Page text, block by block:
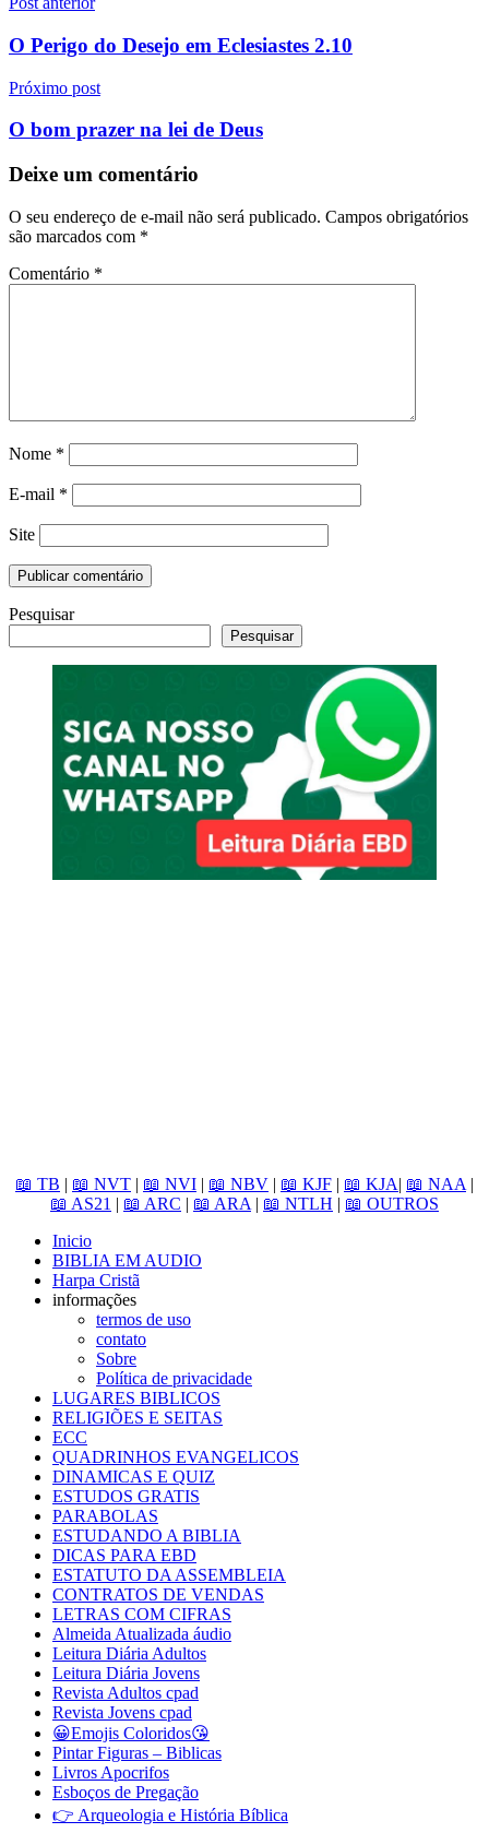
Navegação
de
O Perigo do Desejo em Eclesiastes 2.10
Próximo post
O bom prazer na lei de Deus
Deixe um comentário
O seu endereço de e-mail não será publicado. Campos obrigatórios
são marcados com *
Comentário *
Nome *
E-mail *
Site
Pesquisar
Pesquisar
📖 TB | 📖 NVT | 📖 NVI | 📖 NBV | 📖 KJF | 📖 KJA| 📖 NAA |
📖 AS21 | 📖 ARC | 📖 ARA | 📖 NTLH | 📖 OUTROS
Inicio
BIBLIA EM AUDIO
Harpa Cristã
informações
termos de uso
contato
Sobre
Política de privacidade
LUGARES BIBLICOS
RELIGIÕES E SEITAS
ECC
QUADRINHOS EVANGELICOS
DINAMICAS E QUIZ
ESTUDOS GRATIS
PARABOLAS
ESTUDANDO A BIBLIA
DICAS PARA EBD
ESTATUTO DA ASSEMBLEIA
CONTRATOS DE VENDAS
LETRAS COM CIFRAS
Almeida Atualizada áudio
Leitura Diária Adultos
Leitura Diária Jovens
Revista Adultos cpad
Revista Jovens cpad
😀Emojis Coloridos😘
Pintar Figuras – Biblicas
Livros Apocrifos
Esboços de Pregação
👉 Arqueologia e História Bíblica